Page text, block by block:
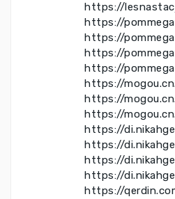
https://
https://
https://
https://
https://
https://
https://
https://
https://
https://
https://
https://
https://